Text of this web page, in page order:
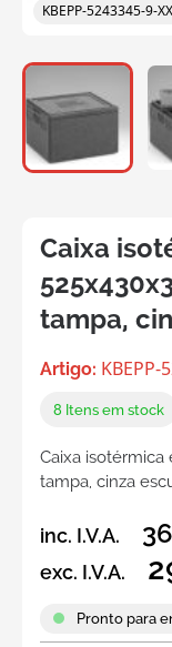
KBEPP-5243345-9-
Caixa
tampa,
Artigo: KBEPP-
8 Itens em stock
Caixa isotérmica
tampa, cinza
inc. I.V.A.
exc. I.V.A.
Pronto para